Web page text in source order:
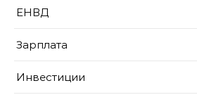
ЕНВД
Зарплата
Инвестиции